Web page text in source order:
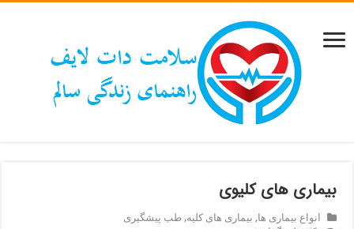
بیماری های کلیوی
انواع بیماری ها, بیماری های کلیه,طب پیشگیری